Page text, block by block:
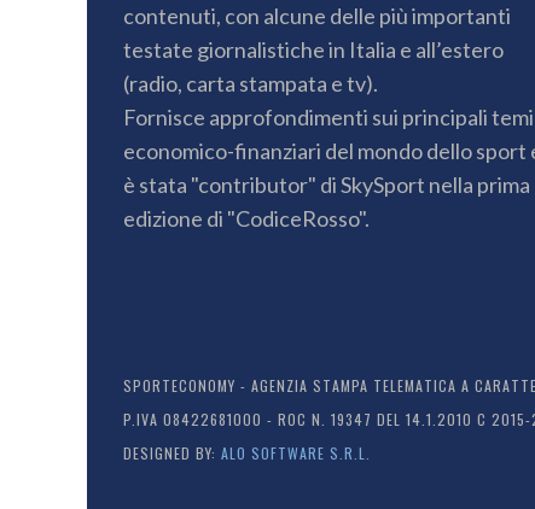
contenuti, con alcune delle più importanti
testate giornalistiche in Italia e all’estero
(radio, carta stampata e tv).
Fornisce approfondimenti sui principali temi
economico-finanziari del mondo dello sport
è stata "contributor" di SkySport nella prima
edizione di "CodiceRosso".
SPORTECONOMY - AGENZIA STAMPA TELEMATICA A
P.IVA 08422681000 - ROC N. 19347 DEL 14.1.2010 C 2015-
DESIGNED BY: ALO SOFTWARE S.R.L.